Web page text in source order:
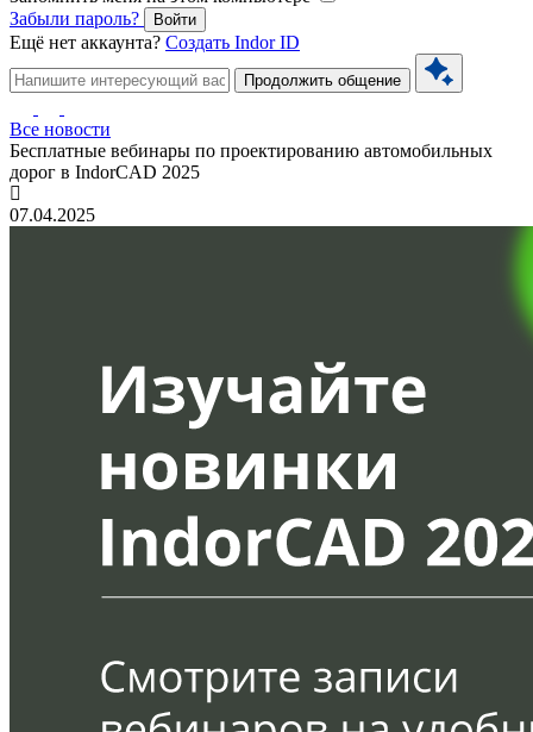
Забыли пароль?
Войти
Ещё нет аккаунта? Создать Indor ID
Продолжить общение
Все новости
Бесплатные вебинары по проектированию автомобильных
дорог в IndorCAD 2025
07.04.2025